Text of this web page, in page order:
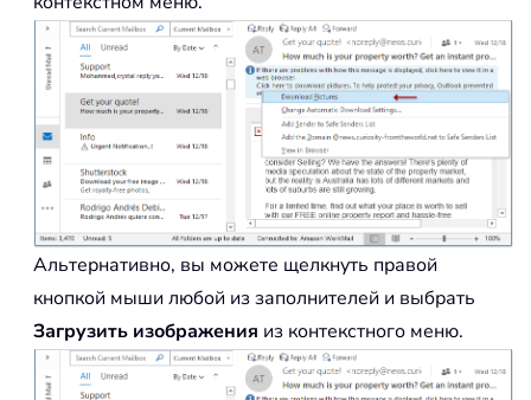
Альтернативно, вы можете щелкнуть правой
кнопкой мыши любой из заполнителей и выбрать
Загрузить изображения из контекстного меню.